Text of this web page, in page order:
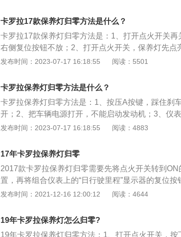
起，说明这时候应该趁早对车辆进行保养，以保证
果是4S店在保养过后忘记设置新的保养里程，可以
重置保养里程的方法，如果无法操作，也可以将车
业的汽修师傅来进行保养灯重置，这样即可消除保
卡罗拉17款保养灯归零方法是什么？
卡罗拉17款保养灯归零方法是：1、打开点火开关再
右侧复位按钮不放；2、打开点火开关，保养灯先点
灭；3、松开复位按钮，归零完成。卡罗拉17款的车
为1535mm，油箱容积为45l，整备质量为1375kg。
发布时间：2023-07-17 16:18:55 阅读：5501
卡罗拉保养灯归零方法是什么？
卡罗拉保养灯归零方法是：1、按压A按键，踩住刹
开；2、把车辆电源打开，不能启动发动机；3、仪
屏闪烁；4、继续保持按压A按键，省略号就会出现
个品牌，是一辆紧凑型轿车，其车型尺寸是长
m，轴距是2700mm，油箱容积是55升。
发布时间：2023-07-17 16:18:55 阅读：4883
17年卡罗拉保养灯归零
2017款卡罗拉保养灯归零需要先将点火开关转到
置，再将组合仪表上的“日行驶里程”显示器的复位
开关转至ON位置，等保养灯亮起到3秒进行闪烁2秒
17款的卡罗拉的行车电脑上设置有保养提醒的功能
驶里程或者达到发动机的工作时间时，仪表盘上就
发布时间：2021-12-16 12:00:12 阅读：4644
19年卡罗拉保养灯怎么归零?
19年卡罗拉保养灯归零方法：1、打开点火开关，